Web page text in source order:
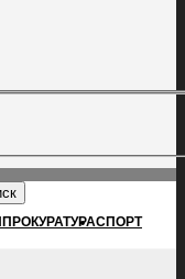
ПРОКУРАТУРАСПОРТ